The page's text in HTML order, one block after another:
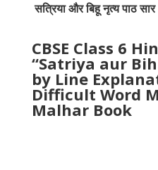
सत्रिया और बिहू नृत्य पाठ सार
CBSE Class 6
“Satriya aur
by Line
Difficult Word
Malhar Book